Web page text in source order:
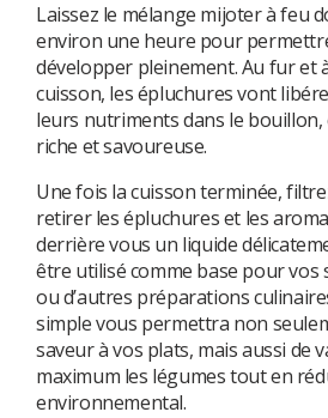
Laissez le mélange mijoter à feu
environ une heure pour
développer pleinement. Au fur et
cuisson, les épluchures vont
leurs nutriments dans le bouillon,
riche et savoureuse.
Une fois la cuisson terminée,
retirer les épluchures et les
derrière vous un liquide
être utilisé comme base pour vos
ou d’autres préparations
simple vous permettra non
saveur à vos plats, mais aussi de
maximum les légumes tout en
environnemental.